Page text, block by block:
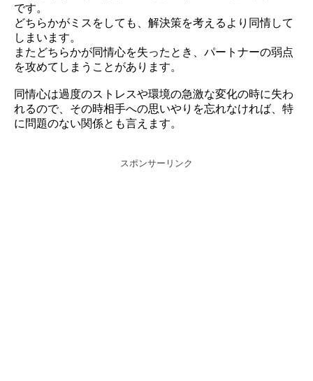
です。
どちらかがミスをしても、解決策を考えるより同情して
しまいます。
またどちらかが同情心を失ったとき、パートナーの弱点
を攻めてしまうことがあります。
同情心は過度のストレスや環境の急激な変化の時に失わ
れるので、その時相手への思いやりを忘れなければ、特
に問題のない関係とも言えます。
スポンサーリンク